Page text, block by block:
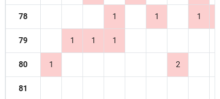
78 1 1 1
79 1 1 1
80 1 2
81